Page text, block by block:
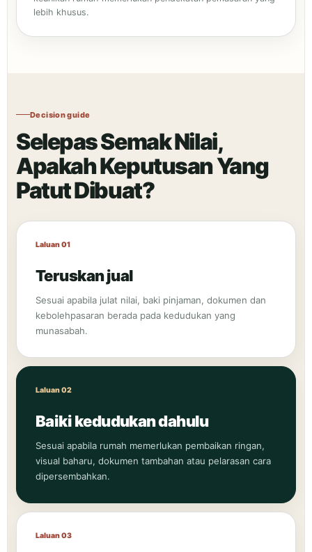
lebih khusus.
Decision guide
Selepas Semak Nilai,
Apakah Keputusan Yang
Patut Dibuat?
Laluan 01
Teruskan jual
Sesuai apabila julat nilai, baki pinjaman, dokumen dan
kebolehpasaran berada pada kedudukan yang
munasabah.
Laluan 02
Baiki kedudukan dahulu
Sesuai apabila rumah memerlukan pembaikan ringan,
visual baharu, dokumen tambahan atau pelarasan cara
dipersembahkan.
Laluan 03